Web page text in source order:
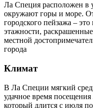
Ла Специя расположен в
окружают горы и море.
городского пейзажа –
этажности,
местной
города
Климат
В Ла Специи мягкий
удачное время
который длится с июля